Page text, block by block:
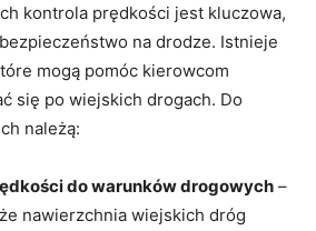
kontrola ‌prędkości jest kluczowa,
‌na drodze. ‌Istnieje
mogą pomóc ‌kierowcom
się po wiejskich drogach. Do
należą:
do warunków drogowych –
nawierzchnia‍ wiejskich dróg‌